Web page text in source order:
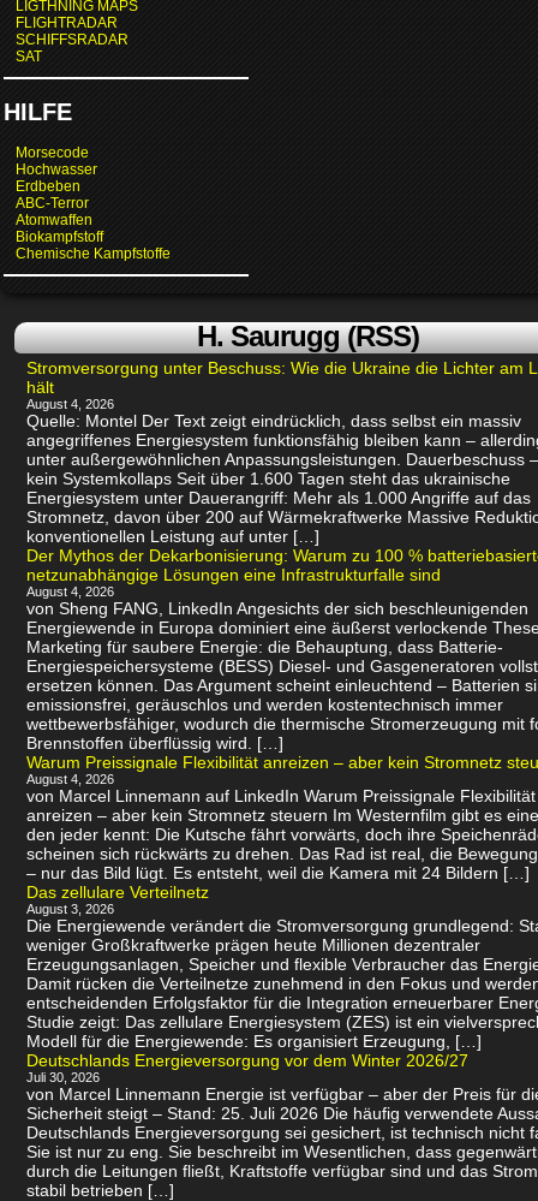
LIGTHNING MAPS
FLIGHTRADAR
SCHIFFSRADAR
SAT
HILFE
Morsecode
Hochwasser
Erdbeben
ABC-Terror
Atomwaffen
Biokampfstoff
Chemische Kampfstoffe
H. Saurugg (RSS)
Stromversorgung unter Beschuss: Wie die Ukraine die Lichter am
hält
August 4, 2026
Quelle: Montel Der Text zeigt eindrücklich, dass selbst ein massiv
angegriffenes Energiesystem funktionsfähig bleiben kann –
unter außergewöhnlichen Anpassungsleistungen. Dauerbeschuss
kein Systemkollaps Seit über 1.600 Tagen steht das ukrainische
Energiesystem unter Dauerangriff: Mehr als 1.000 Angriffe auf das
Stromnetz, davon über 200 auf Wärmekraftwerke Massive
konventionellen Leistung auf unter […]
Der Mythos der Dekarbonisierung: Warum zu 100 %
netzunabhängige Lösungen eine Infrastrukturfalle sind
August 4, 2026
von Sheng FANG, LinkedIn Angesichts der sich beschleunigenden
Energiewende in Europa dominiert eine äußerst verlockende
Marketing für saubere Energie: die Behauptung, dass Batterie-
Energiespeichersysteme (BESS) Diesel- und Gasgeneratoren
ersetzen können. Das Argument scheint einleuchtend – Batterien
emissionsfrei, geräuschlos und werden kostentechnisch immer
wettbewerbsfähiger, wodurch die thermische Stromerzeugung mit
Brennstoffen überflüssig wird. […]
Warum Preissignale Flexibilität anreizen – aber kein Stromnetz
August 4, 2026
von Marcel Linnemann auf LinkedIn Warum Preissignale Flexibilität
anreizen – aber kein Stromnetz steuern Im Westernfilm gibt es
den jeder kennt: Die Kutsche fährt vorwärts, doch ihre
scheinen sich rückwärts zu drehen. Das Rad ist real, die
– nur das Bild lügt. Es entsteht, weil die Kamera mit 24 Bildern […]
Das zellulare Verteilnetz
August 3, 2026
Die Energiewende verändert die Stromversorgung grundlegend:
weniger Großkraftwerke prägen heute Millionen dezentraler
Erzeugungsanlagen, Speicher und flexible Verbraucher das
Damit rücken die Verteilnetze zunehmend in den Fokus und
entscheidenden Erfolgsfaktor für die Integration erneuerbarer
Studie zeigt: Das zellulare Energiesystem (ZES) ist ein
Modell für die Energiewende: Es organisiert Erzeugung, […]
Deutschlands Energieversorgung vor dem Winter 2026/27
Juli 30, 2026
von Marcel Linnemann Energie ist verfügbar – aber der Preis für
Sicherheit steigt – Stand: 25. Juli 2026 Die häufig verwendete
Deutschlands Energieversorgung sei gesichert, ist technisch nicht
Sie ist nur zu eng. Sie beschreibt im Wesentlichen, dass
durch die Leitungen fließt, Kraftstoffe verfügbar sind und das
stabil betrieben […]